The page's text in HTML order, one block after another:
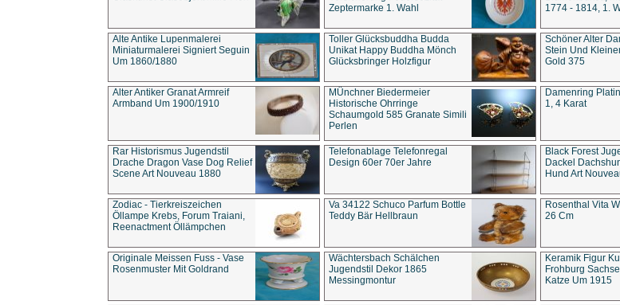
Zeptermarke 1. Wahl
1774 - 1814, 1.
Alte Antike Lupenmalerei
Miniaturmalerei Signiert Seguin
Um 1860/1880
Toller Glücksbuddha Budda
Unikat Happy Buddha Mönch
Glücksbringer Holzfigur
Schöner Alter
Stein Und
Gold 375
Alter Antiker Granat Armreif
Armband Um 1900/1910
MÜnchner Biedermeier
Historische Ohrringe
Schaumgold 585 Granate Simili
Perlen
Damenring
1, 4 Karat
Rar Historismus Jugendstil
Drache Dragon Vase Dog Relief
Scene Art Nouveau 1880
Telefonablage Telefonregal
Design 60er 70er Jahre
Black Forest
Dackel
Hund Art
Zodiac - Tierkreiszeichen
Öllampe Krebs, Forum Traiani,
Reenactment Öllämpchen
Va 34122 Schuco Parfum Bottle
Teddy Bär Hellbraun
Rosenthal Vita
26 Cm
Originale Meissen Fuss - Vase
Rosenmuster Mit Goldrand
Wächtersbach Schälchen
Jugendstil Dekor 1865
Messingmontur
Keramik Figur
Frohburg
Katze Um 1915